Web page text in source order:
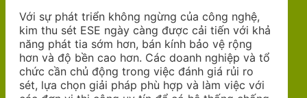
Với sự phát triển không ngừng của công nghệ,
kim thu sét ESE ngày càng được cải tiến với khả
năng phát tia sớm hơn, bán kính bảo vệ rộng
hơn và độ bền cao hơn. Các doanh nghiệp và tổ
chức cần chủ động trong việc đánh giá rủi ro
sét, lựa chọn giải pháp phù hợp và làm việc với